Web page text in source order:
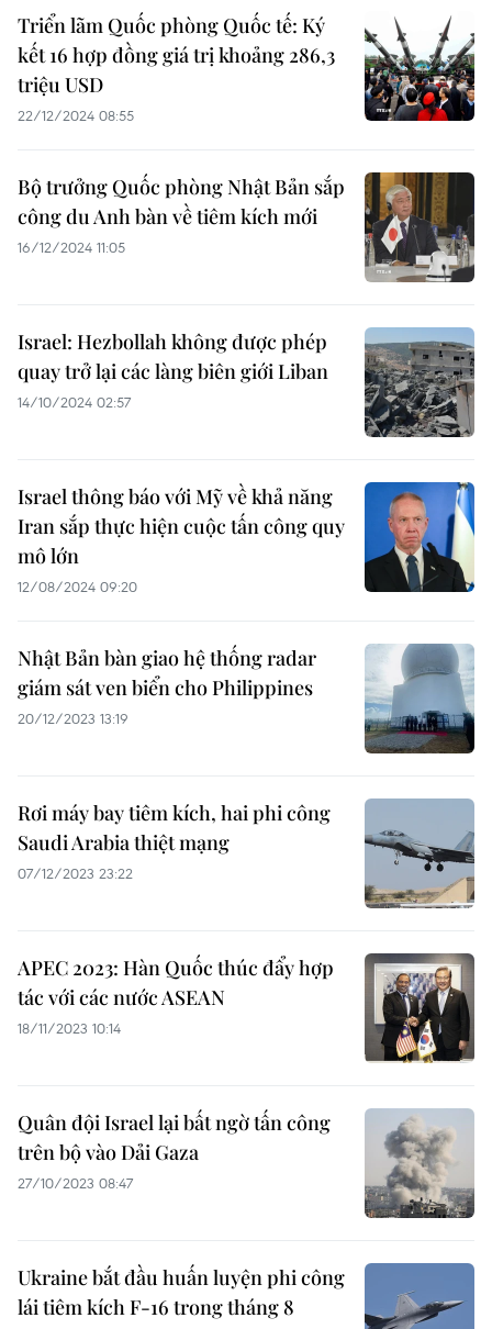
Triển lãm Quốc phòng Quốc tế: Ký
kết 16 hợp đồng giá trị khoảng 286,3
triệu USD
22/12/2024 08:55
Bộ trưởng Quốc phòng Nhật Bản sắp
công du Anh bàn về tiêm kích mới
16/12/2024 11:05
Israel: Hezbollah không được phép
quay trở lại các làng biên giới Liban
14/10/2024 02:57
Israel thông báo với Mỹ về khả năng
Iran sắp thực hiện cuộc tấn công quy
mô lớn
12/08/2024 09:20
Nhật Bản bàn giao hệ thống radar
giám sát ven biển cho Philippines
20/12/2023 13:19
Rơi máy bay tiêm kích, hai phi công
Saudi Arabia thiệt mạng
07/12/2023 23:22
APEC 2023: Hàn Quốc thúc đẩy hợp
tác với các nước ASEAN
18/11/2023 10:14
Quân đội Israel lại bất ngờ tấn công
trên bộ vào Dải Gaza
27/10/2023 08:47
Ukraine bắt đầu huấn luyện phi công
lái tiêm kích F-16 trong tháng 8